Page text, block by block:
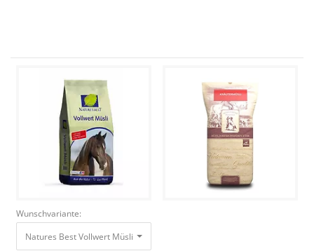
Wunschvariante:
Natures Best Vollwert Müsli 15 kg Sack Mit hohem Gehalt an Biotin und